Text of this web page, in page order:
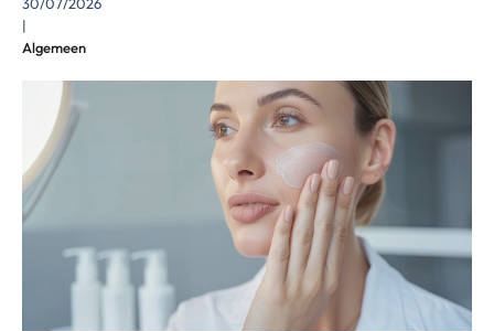
30/07/2026
|
Algemeen